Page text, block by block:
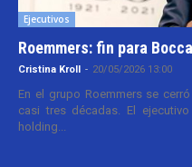
Ejecutivos
Roemmers: fin para
Cristina Kroll - 20/05/2026 13:00
En el grupo Roemmers se
casi tres décadas. El
holding...